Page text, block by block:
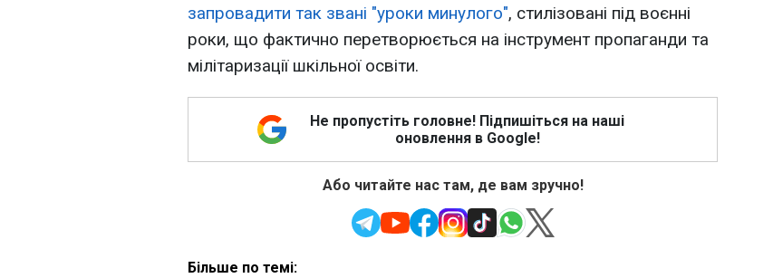
запровадити так звані "уроки минулого", стилізовані під воєнні
роки, що фактично перетворюється на інструмент пропаганди та
мілітаризації шкільної освіти.
Не пропустіть головне! Підпишіться на наші
оновлення в Google!
Або читайте нас там, де вам зручно!
Більше по темі: